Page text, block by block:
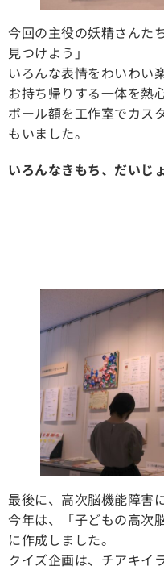
今回の主役の妖精さんた
見つけよう」
いろんな表情をわいわい
お持ち帰りする一体を熱
ボール額を工作室でカス
もいました。
いろんなきもち、だいじ
最後に、高次脳機能障害
今年は、「子どもの高次
に作成しました。
クイズ企画は、チアキイ